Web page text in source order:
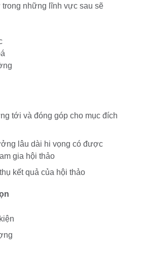
những lĩnh vực sau sẽ
tới và đóng góp cho mục đích
lâu dài hi vọng có được
gia hội thảo
kết quả của hội thảo